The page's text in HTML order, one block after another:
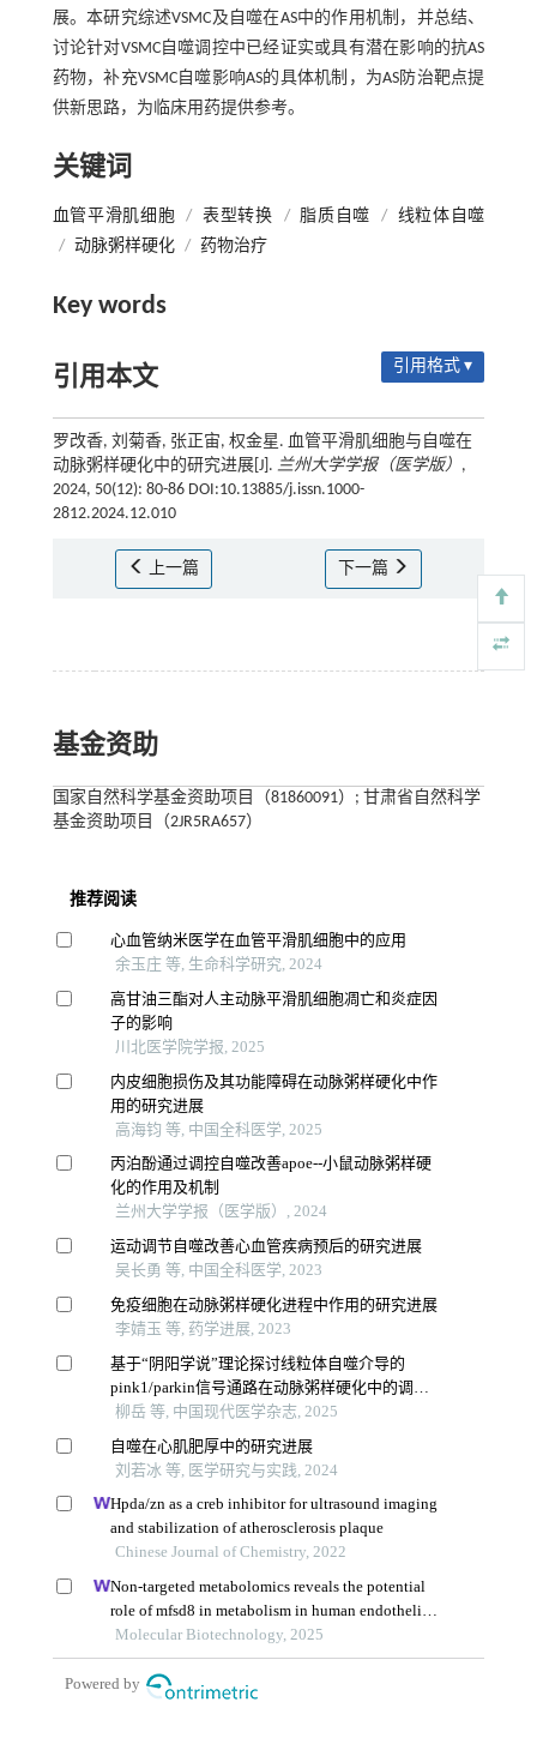
展。本研究综述VSMC及自噬在AS中的作用机制，并总结、
讨论针对VSMC自噬调控中已经证实或具有潜在影响的抗AS
药物，补充VSMC自噬影响AS的具体机制，为AS防治靶点提
供新思路，为临床用药提供参考。
关键词
血管平滑肌细胞 / 表型转换 / 脂质自噬 /
线粒体自噬
/ 动脉粥样硬化 / 药物治疗
Key words
引用本文 引用格式 ▾
罗改香, 刘菊香, 张正宙, 权金星. 血管平滑肌细胞与自噬在
动脉粥样硬化中的研究进展[J]. 兰州大学学报（医学版） ,
2024, 50(12): 80-86 DOI:10.13885/j.issn.1000-
2812.2024.12.010
上一篇 下一篇
基金资助
国家自然科学基金资助项目（81860091）; 甘肃省自然科学
基金资助项目（2JR5RA657）